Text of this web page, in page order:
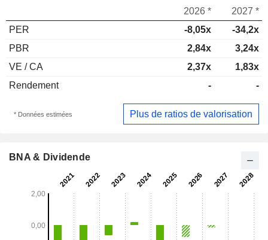
2026 *
2027 *
PER
-8,05x
-34,2x
PBR
2,84x
3,24x
VE / CA
2,37x
1,83x
Rendement
- -
* Données estimées Plus de ratios de valorisation
BNA & Dividende